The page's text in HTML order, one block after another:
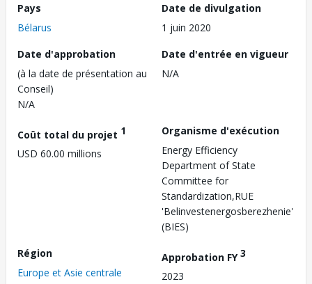
Pays
Bélarus
Date de divulgation
1 juin 2020
Date d'approbation
(à la date de présentation au
Conseil)
N/A
Date d'entrée en vigueur
N/A
Coût total du projet 1
USD 60.00 millions
Organisme d'exécution
Energy Efficiency
Department of State
Committee for
Standardization,RUE
'Belinvestenergosberezhenie'
(BIES)
Région
Europe et Asie centrale
Approbation FY3
2023